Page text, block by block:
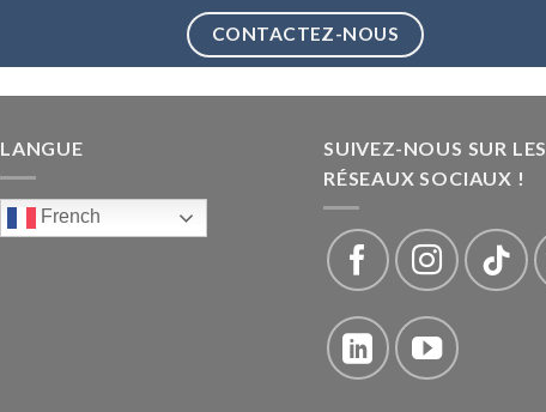
CONTACTEZ-NOUS
LANGUE
French
SUIVEZ-NOUS SUR LES
RÉSEAUX SOCIAUX !